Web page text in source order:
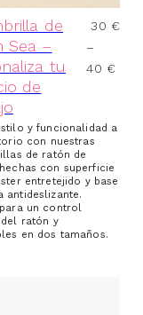
de
Sea –
tu
de
30 €
–
40 €
y funcionalidad a
con nuestras
de ratón de
con superficie
entretejido y base
antideslizante.
un control
ratón y
en dos tamaños.